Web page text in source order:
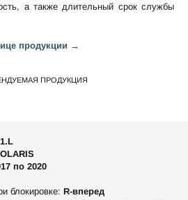
а также длительный срок службы
продукции →
ПРОДУКЦИЯ
по 2020
блокировке: R-вперед